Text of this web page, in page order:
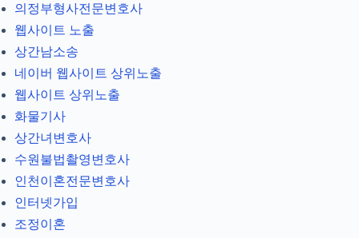
의정부형사전문변호사
웹사이트 노출
상간남소송
네이버 웹사이트 상위노출
웹사이트 상위노출
화물기사
상간녀변호사
수원불법촬영변호사
인천이혼전문변호사
인터넷가입
조정이혼